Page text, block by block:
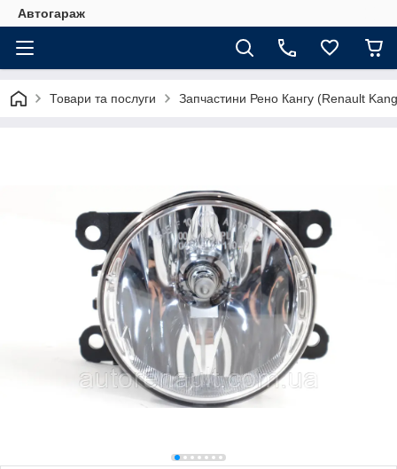
Автогараж
Товари та послуги Запчастини Рено Кангу (Renault